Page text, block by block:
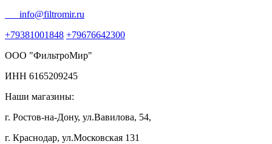
info@filtromir.ru
+79381001848 +79676642300
ООО "ФильтроМир"
ИНН 6165209245
Наши магазины:
г. Ростов-на-Дону, ул.Вавилова, 54,
г. Краснодар, ул.Московская 131